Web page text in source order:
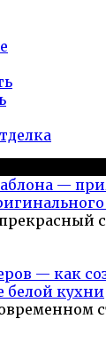
—
— как
белой кухни